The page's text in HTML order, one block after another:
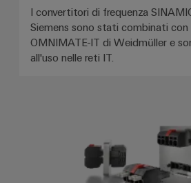
I convertitori di frequenza
Siemens sono stati combinati
OMNIMATE-IT di Weidmüller e
all'uso nelle reti IT.